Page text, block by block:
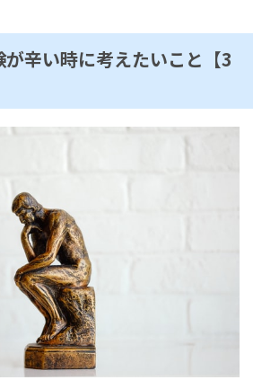
辛い時に考えたいこと【3